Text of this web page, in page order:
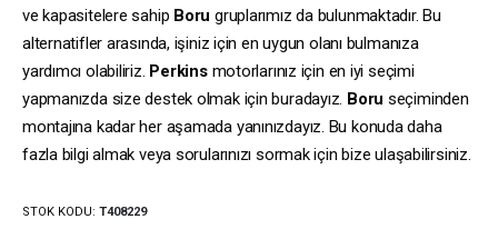
ve kapasitelere sahip Boru gruplarımız da bulunmaktadır. Bu
alternatifler arasında, işiniz için en uygun olanı bulmanıza
yardımcı olabiliriz. Perkinsmotorlarınız için en iyi seçimi
yapmanızda size destek olmak için buradayız. Boru seçiminden
montajına kadar her aşamada yanınızdayız. Bu konuda daha
fazla bilgi almak veya sorularınızı sormak için bize ulaşabilirsiniz.
STOK KODU: T408229